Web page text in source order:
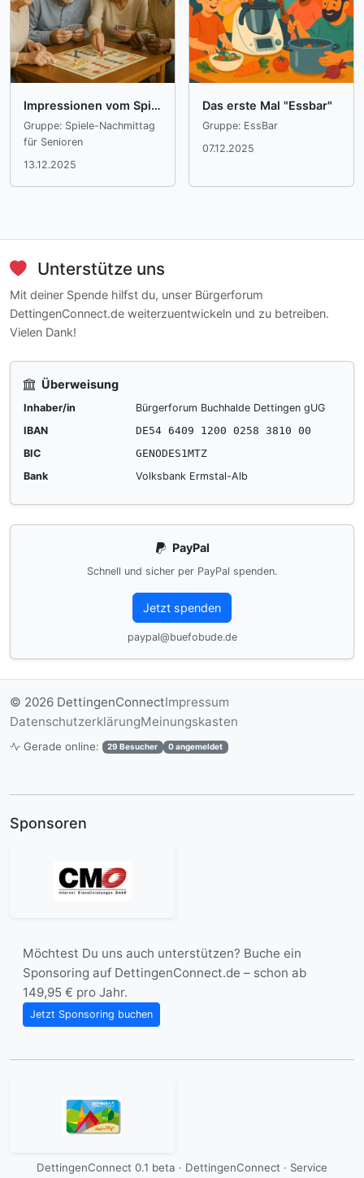
Impressionen vom Spiele-Nachmittag für Senioren
Gruppe: Spiele-Nachmittag
für Senioren
13.12.2025
Das erste Mal "Essbar"
Gruppe: EssBar
07.12.2025
Unterstütze uns
Mit deiner Spende hilfst du, unser Bürgerforum
DettingenConnect.de weiterzuentwickeln und zu betreiben.
Vielen Dank!
Überweisung
Inhaber/in
Bürgerforum Buchhalde Dettingen gUG
IBAN
DE54 6409 1200 0258 3810 00
BIC
GENODES1MTZ
Bank
Volksbank Ermstal-Alb
PayPal
Schnell und sicher per PayPal spenden.
Jetzt spenden
paypal@buefobude.de
© 2026 DettingenConnectImpressum
DatenschutzerklärungMeinungskasten
Gerade online: 29 Besucher 0 angemeldet
Sponsoren
Möchtest Du uns auch unterstützen? Buche ein
Sponsoring auf DettingenConnect.de – schon ab
149,95 € pro Jahr.
Jetzt Sponsoring buchen
DettingenConnect 0.1 beta · DettingenConnect · Service